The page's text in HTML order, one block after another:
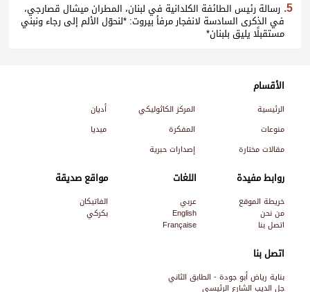
رسالة رئيس الطائفة الكلدانية في لبنان، المطران ميشال قصارجي،
في الذكرى السادسة لانفجار مرفأ بيروت: *لنحوّل الألم إلى رجاء ونبني
مستقبلًا يليق بلبنان*
اتصل بنا
بناية رياض أبو جودة - الطابق الثاني
جل الديب الشارع الرئيسي
الأقسام
الرئيسية المركز الكاثوليكي
أديان
منوعات
المفكرة
ميديا
مقالات مختارة
إصدارات حبرية
روابط مفيدة
خريطة الموقع
من نحن
اتصل بنا
اللغات
عربي
English
Française
مواقع صديقة
الفاتيكان
بكركي